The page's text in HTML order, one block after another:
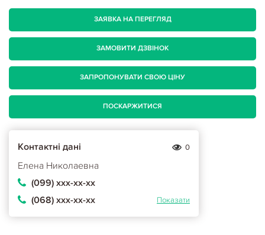
ЗАЯВКА НА ПЕРЕГЛЯД
ЗАМОВИТИ ДЗВІНОК
ЗАПРОПОНУВАТИ СВОЮ ЦІНУ
ПОСКАРЖИТИСЯ
Контактні дані 0
Елена Николаевна
(099) ххх-хх-хх
(068) ххх-хх-хх
Показати